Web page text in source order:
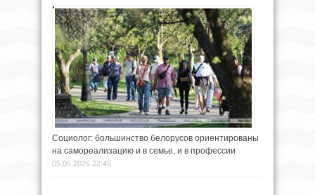
Социолог: большинство белорусов ориентированы
на самореализацию и в семье, и в профессии
05.06.2026 22:45